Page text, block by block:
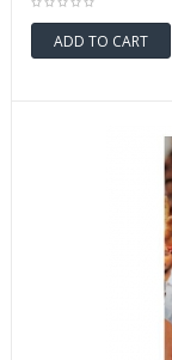
ADD TO CART